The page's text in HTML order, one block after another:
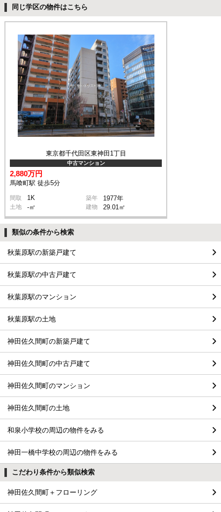
同じ学区の物件はこちら
東京都千代田区東神田1丁目
中古マンション
2,880万円
馬喰町駅 徒歩5分
間取 1K 築年 1977年
土地 -㎡ 建物 29.01㎡
類似の条件から検索
秋葉原駅の新築戸建て
秋葉原駅の中古戸建て
秋葉原駅のマンション
秋葉原駅の土地
神田佐久間町の新築戸建て
神田佐久間町の中古戸建て
神田佐久間町のマンション
神田佐久間町の土地
和泉小学校の周辺の物件をみる
神田一橋中学校の周辺の物件をみる
こだわり条件から類似検索
神田佐久間町＋フローリング